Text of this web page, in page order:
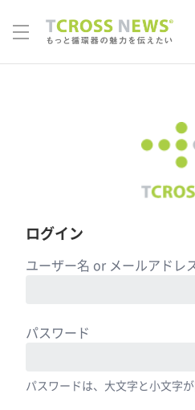
ログイン
ユーザー名 or メールアドレ
パスワード
パスワードは、大文字と小文字が